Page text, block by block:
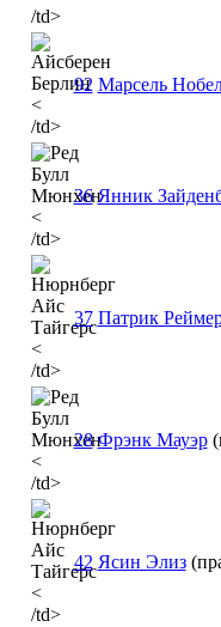
/td>
<
/td>
92 Марсель
<
/td>
36 Янник
<
/td>
37 Патрик
<
/td>
28 Фрэнк Мауэр
<
/td>
42 Ясин Элиз